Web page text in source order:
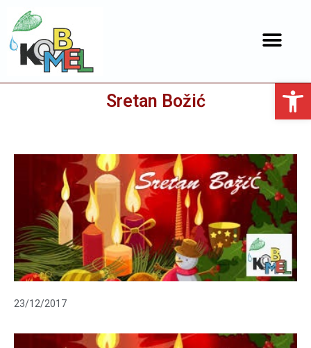
Open toolbar
Sretan Božić
23/12/2017